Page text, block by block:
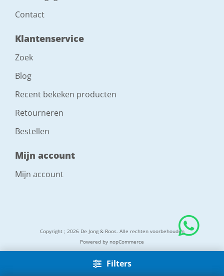
Filters
Contact
Klantenservice
Zoek
Blog
Recent bekeken producten
Retourneren
Bestellen
Mijn account
Mijn account
Copyright ; 2026 De Jong & Roos. Alle rechten voorbehouden
Powered by nopCommerce